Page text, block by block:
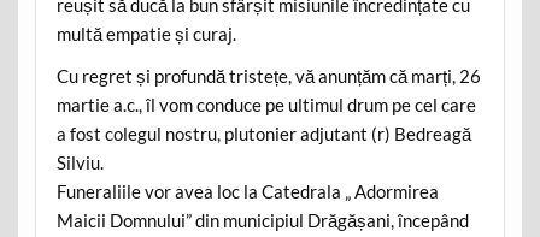
reușit să ducă la bun sfârșit misiunile încredințate cu
multă empatie și curaj.
Cu regret și profundă tristețe, vă anunțăm că marți, 26
martie a.c., îl vom conduce pe ultimul drum pe cel care
a fost colegul nostru, plutonier adjutant (r) Bedreagă
Silviu.
Funeraliile vor avea loc la Catedrala „ Adormirea
Maicii Domnului” din municipiul Drăgășani, începând